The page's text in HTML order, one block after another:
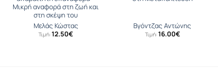
Μικρή αναφορά στη ζωή και
στη σκέψη του
Μελάς Κώστας
Τιμή: 12.50€
Βγόντζας Αντώνης
Τιμή: 16.00€